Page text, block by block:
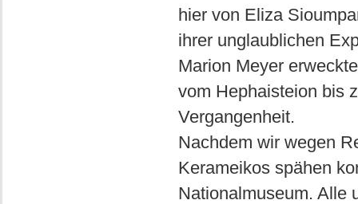
hier von Eliza
ihrer unglaublichen
Marion Meyer
vom Hephaisteion bis
Vergangenheit.
Nachdem wir wegen
Kerameikos spähen
Nationalmuseum. Alle